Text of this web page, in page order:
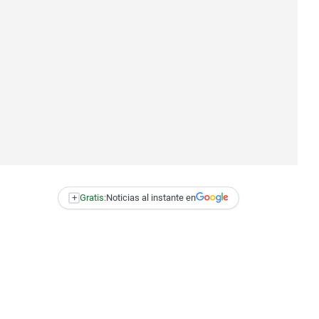
+ Gratis:Noticias al instante en